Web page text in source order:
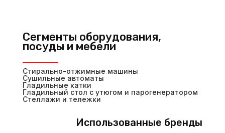
Сегменты оборудования,
посуды и мебели
Стирально-отжимные машины
Сушильные автоматы
Гладильные катки
Гладильный стол с утюгом и парогенератором
Стеллажи и тележки
Использованные бренды